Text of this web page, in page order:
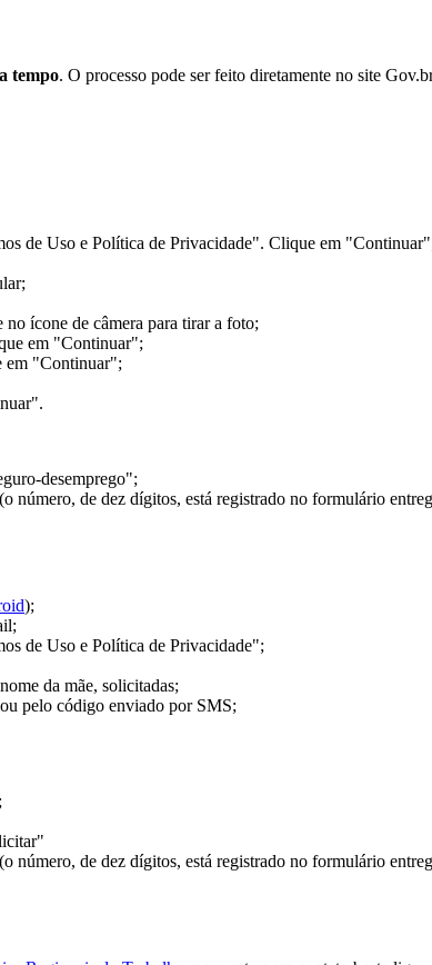
tempo. O processo pode ser feito diretamente no site
de Uso e Política de Privacidade". Clique em
ícone de câmera para tirar a foto;
em "Continuar";
em "Continuar";
desemprego";
número, de dez dígitos, está registrado no formulário
);
de Uso e Política de Privacidade";
da mãe, solicitadas;
pelo código enviado por SMS;
número, de dez dígitos, está registrado no formulário